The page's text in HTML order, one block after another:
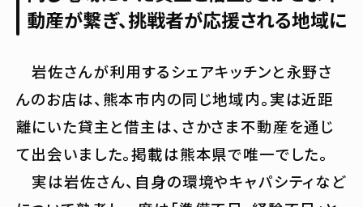
動産が繋ぎ、挑戦者が応援される地域に
岩佐さんが利用するシェアキッチンと永野さ
んのお店は、熊本市内の同じ地域内。実は近距
離にいた貸主と借主は、さかさま不動産を通じ
て出会いました。掲載は熊本県で唯一でした。
実は岩佐さん、自身の環境やキャパシティなど